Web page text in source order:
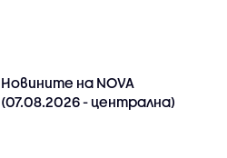
Новините на NOVA
(07.08.2026 - централна)